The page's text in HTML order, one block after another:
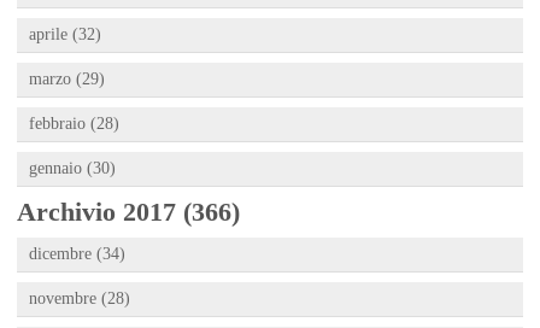
aprile (32)
marzo (29)
febbraio (28)
gennaio (30)
Archivio 2017 (366)
dicembre (34)
novembre (28)